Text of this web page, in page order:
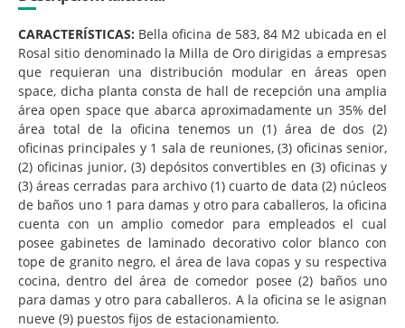
CARACTERÍSTICAS: Bella oficina de 583, 84 M2 ubicada en el
Rosal sitio denominado la Milla de Oro dirigidas a empresas
que requieran una distribución modular en áreas open
space, dicha planta consta de hall de recepción una amplia
área open space que abarca aproximadamente un 35% del
área total de la oficina tenemos un (1) área de dos (2)
oficinas principales y 1 sala de reuniones, (3) oficinas senior,
(2) oficinas junior, (3) depósitos convertibles en (3) oficinas y
(3) áreas cerradas para archivo (1) cuarto de data (2) núcleos
de baños uno 1 para damas y otro para caballeros, la oficina
cuenta con un amplio comedor para empleados el cual
posee gabinetes de laminado decorativo color blanco con
tope de granito negro, el área de lava copas y su respectiva
cocina, dentro del área de comedor posee (2) baños uno
para damas y otro para caballeros. A la oficina se le asignan
nueve (9) puestos fijos de estacionamiento.